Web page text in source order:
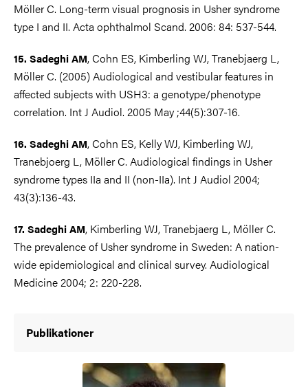
Möller C. Long-term visual prognosis in Usher syndrome
type I and II. Acta ophthalmol Scand. 2006: 84: 537-544.
15. Sadeghi AM, Cohn ES, Kimberling WJ, Tranebjaerg L,
Möller C. (2005) Audiological and vestibular features in
affected subjects with USH3: a genotype/phenotype
correlation. Int J Audiol. 2005 May ;44(5):307-16.
16. Sadeghi AM, Cohn ES, Kelly WJ, Kimberling WJ,
Tranebjoerg L, Möller C. Audiological findings in Usher
syndrome types IIa and II (non-IIa). Int J Audiol 2004;
43(3):136-43.
17. Sadeghi AM, Kimberling WJ, Tranebjaerg L, Möller C.
The prevalence of Usher syndrome in Sweden: A nation-
wide epidemiological and clinical survey. Audiological
Medicine 2004; 2: 220-228.
Publikationer